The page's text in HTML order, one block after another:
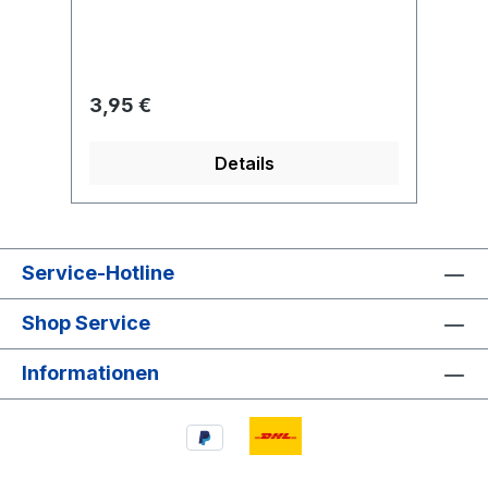
Regulärer Preis:
3,95 €
Details
Service-Hotline
Shop Service
Informationen